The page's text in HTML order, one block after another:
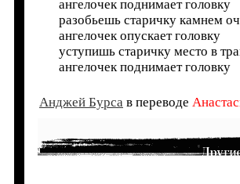
ангелочек поднимает головку
разобьешь старичку камнем
ангелочек опускает головку
уступишь старичку место в
ангелочек поднимает головку
Анджей Бурса в переводе